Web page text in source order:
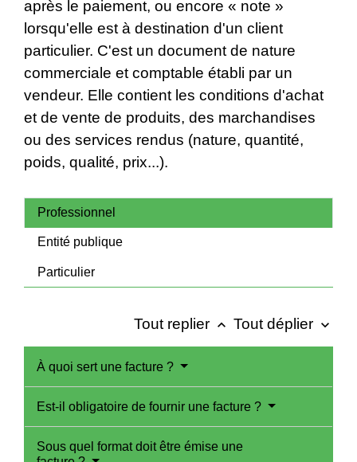
après le paiement, ou encore « note »
lorsqu'elle est à destination d'un client
particulier. C'est un document de nature
commerciale et comptable établi par un
vendeur. Elle contient les conditions d'achat
et de vente de produits, des marchandises
ou des services rendus (nature, quantité,
poids, qualité, prix...).
Professionnel
Entité publique
Particulier
Tout replier keyboard_arrow_up Tout déplier keyboard_arrow_down
À quoi sert une facture ?
Est-il obligatoire de fournir une facture ?
Sous quel format doit être émise une